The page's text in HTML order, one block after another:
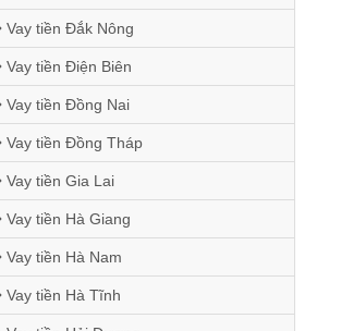
Vay tiền Đắk Nông
Vay tiền Điện Biên
Vay tiền Đồng Nai
Vay tiền Đồng Tháp
Vay tiền Gia Lai
Vay tiền Hà Giang
Vay tiền Hà Nam
Vay tiền Hà Tĩnh